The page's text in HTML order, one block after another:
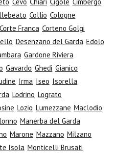
Collio Cologne
Corte Franca Corteno Golgi
Desenzano del Garda Edolo
Gardone Riviera
Gavardo Ghedi Gianico
Irma Iseo Isorella
Lodrino Lograto
Lozio Lumezzane Maclodio
Manerba del Garda
Marone Mazzano Milzano
Isola Monticelli Brusati